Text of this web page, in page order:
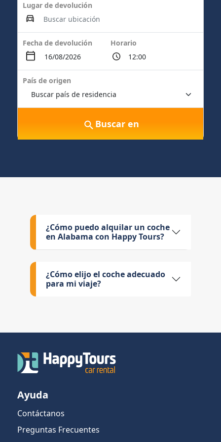
Lugar de devolución
Fecha de devolución Horario
País de origen
Buscar en
¿Cómo puedo alquilar un coche
en Alabama con Happy Tours?
¿Cómo elijo el coche adecuado
para mi viaje?
Ayuda
Contáctanos
Preguntas Frecuentes